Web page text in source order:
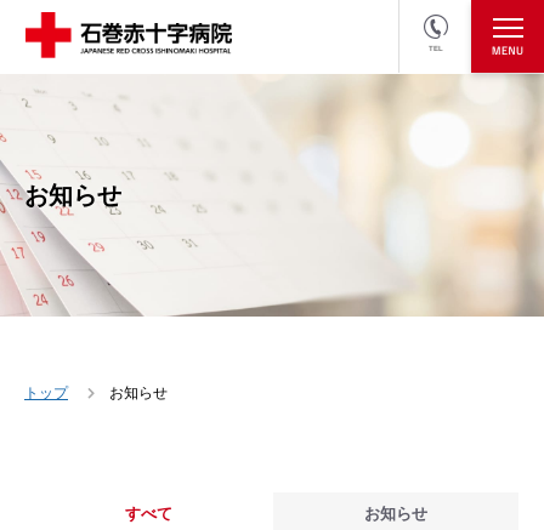
TEL
医療関係者の方
お知らせ
トップ お知らせ
すべて お知らせ